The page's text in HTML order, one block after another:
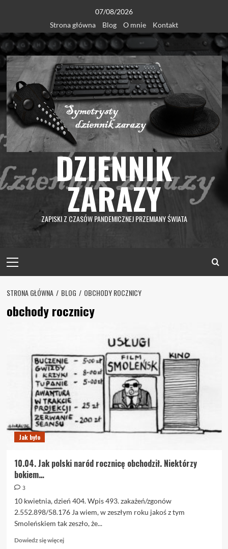
content
07/08/2026
Strona główna
Blog O mnie Kontakt
DZIENNIK
ZARAZY
ZAPISKI Z CZASÓW PANDEMICZNEJ PRZEMIANY ŚWIATA
Menu
STRONA GŁÓWNA BLOG OBCHODY ROCZNICY
obchody rocznicy
Jak było
10.04. Jak polski naród rocznicę obchodził. Niektórzy
bokiem…
3
10 kwietnia, dzień 404. Wpis 493. zakażeń/zgonów
2.552.898/58.176 Ja wiem, w zeszłym roku jakoś z tym
Smoleńskiem tak zeszło, że...
Dowiedz się więcejDowiedz